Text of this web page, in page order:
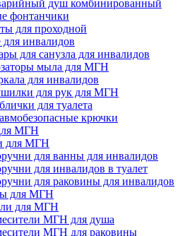
душ комбинированный
фонтанчики
для проходной
инвалидов
для санузла для инвалидов
мыла для МГН
для инвалидов
для рук для МГН
для туалета
крючки
МГН
для МГН
для ванны для инвалидов
для инвалидов в туалет
для раковины для инвалидов
для МГН
для МГН
МГН для душа
МГН для раковины